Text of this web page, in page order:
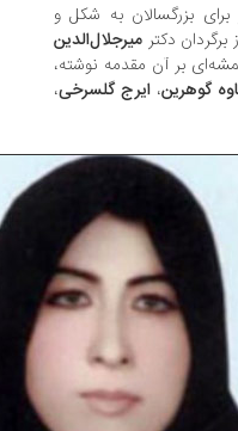
به شکل و
دکترمیرجلال‌الدین
آن مقدمه نوشته،
،ایرج گلسرخی،